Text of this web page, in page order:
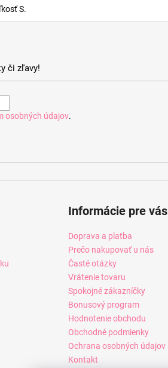
S.
či zľavy!
osobných údajov.
Informácie pre vás
Doprava a platba
Prečo nakupovať u nás
Časté otázky
Vrátenie tovaru
Spokojné zákazníčky
Bonusový program
Hodnotenie obchodu
Obchodné podmienky
Ochrana osobných údajov
Kontakt